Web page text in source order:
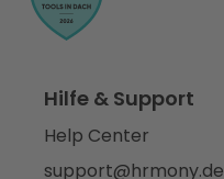
Hilfe & Support
Help Center
support@hrmony.de